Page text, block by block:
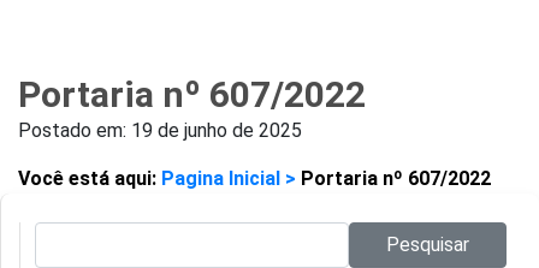
Portaria nº 607/2022
Postado em: 19 de junho de 2025
Você está aqui: Pagina Inicial > Portaria nº 607/2022
Pesquisar